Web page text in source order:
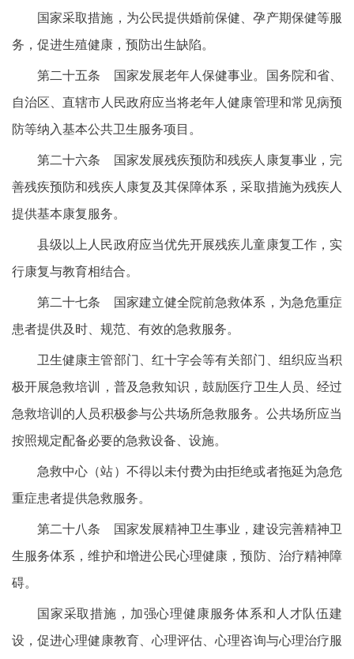
国家采取措施，为公民提供婚前保健、孕产期保健等服
务，促进生殖健康，预防出生缺陷。
第二十五条 国家发展老年人保健事业。国务院和省、
自治区、直辖市人民政府应当将老年人健康管理和常见病预
防等纳入基本公共卫生服务项目。
第二十六条 国家发展残疾预防和残疾人康复事业，完
善残疾预防和残疾人康复及其保障体系，采取措施为残疾人
提供基本康复服务。
县级以上人民政府应当优先开展残疾儿童康复工作，实
行康复与教育相结合。
第二十七条 国家建立健全院前急救体系，为急危重症
患者提供及时、规范、有效的急救服务。
卫生健康主管部门、红十字会等有关部门、组织应当积
极开展急救培训，普及急救知识，鼓励医疗卫生人员、经过
急救培训的人员积极参与公共场所急救服务。公共场所应当
按照规定配备必要的急救设备、设施。
急救中心（站）不得以未付费为由拒绝或者拖延为急危
重症患者提供急救服务。
第二十八条 国家发展精神卫生事业，建设完善精神卫
生服务体系，维护和增进公民心理健康，预防、治疗精神障
碍。
国家采取措施，加强心理健康服务体系和人才队伍建
设，促进心理健康教育、心理评估、心理咨询与心理治疗服